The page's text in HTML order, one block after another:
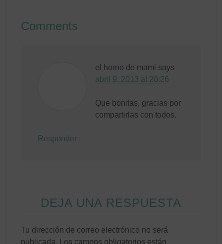
Comments
el horno de mami says
abril 9, 2013 at 20:26
Que bonitas, gracias por
compartirlas con todos.
Responder
DEJA UNA RESPUESTA
Tu dirección de correo electrónico no será
publicada.
Los campos obligatorios están